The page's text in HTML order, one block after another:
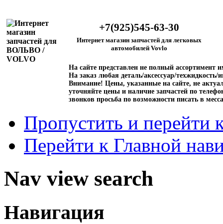
+7(925)545-63-30
Интернет магазин запчастей для легковых
автомобилей Vovlo
На сайте представлен не полный ассортимент
На заказ любая деталь/аксессуар/техжидкость/
Внимание! Цены, указанные на сайте, не
уточняйте цены и наличие запчастей по
звонков просьба по возможности писать в
Пропустить и перейти
Перейти к Главной
Nav view search
Навигация